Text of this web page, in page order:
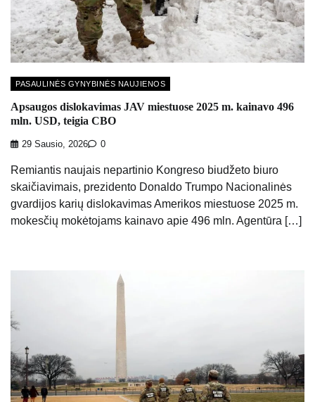
PASAULINĖS GYNYBINĖS NAUJIENOS
Apsaugos dislokavimas JAV miestuose 2025 m. kainavo 496
mln. USD, teigia CBO
29 Sausio, 2026 0
Remiantis naujais nepartinio Kongreso biudžeto biuro
skaičiavimais, prezidento Donaldo Trumpo Nacionalinės
gvardijos karių dislokavimas Amerikos miestuose 2025 m.
mokesčių mokėtojams kainavo apie 496 mln. Agentūra […]